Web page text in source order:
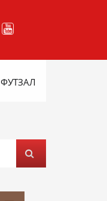
ФУТЗАЛ